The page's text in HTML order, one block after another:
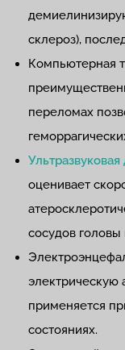
склероз),
Компьютерная
переломах
оценивает
сосудов
электрическую
применяется
состояниях.